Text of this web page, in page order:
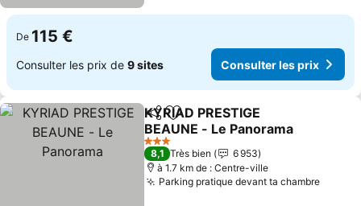
De 115 €
Consulter les prix de 9 sites Consulter les prix
PartagerAjouter à mes favoris
KYRIAD PRESTIGE
BEAUNE - Le Panorama
Consulter les prix
3 Étoiles
8,1 Très bien
6 953
à 1.7 km de : Centre-ville
Parking pratique devant ta chambre